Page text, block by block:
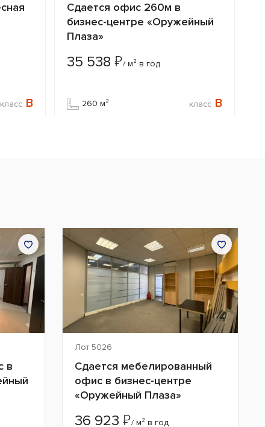
класс B
Сдается офис 260м в
бизнес-центре «Оружейный
Плаза»
35 538 ₽/ м² в год
260 м² класс B
в
Лот 5026
Сдается мебелированный
офис в бизнес-центре
«Оружейный Плаза»
36 923 ₽/ м² в год